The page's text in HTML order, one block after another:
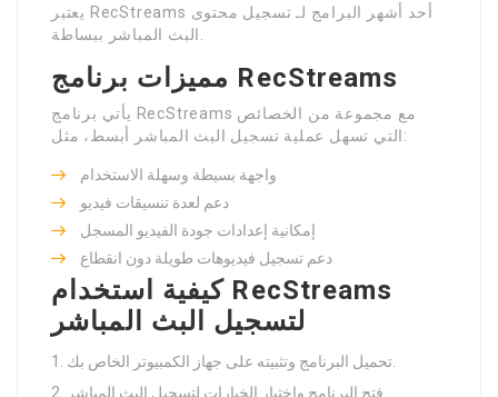
يعتبر RecStreams أحد أشهر البرامج لـ تسجيل محتوى
مميزات برنامج RecStreams
يأتي برنامج RecStreams مع مجموعة من الخصائص
التي تسهل عملية تسجيل البث المباشر أبسط، مثل:
واجهة بسيطة وسهلة الاستخدام
دعم لعدة تنسيقات فيديو
إمكانية إعدادات جودة الفيديو المسجل
دعم تسجيل فيديوهات طويلة دون انقطاع
كيفية استخدام RecStreams
لتسجيل البث المباشر